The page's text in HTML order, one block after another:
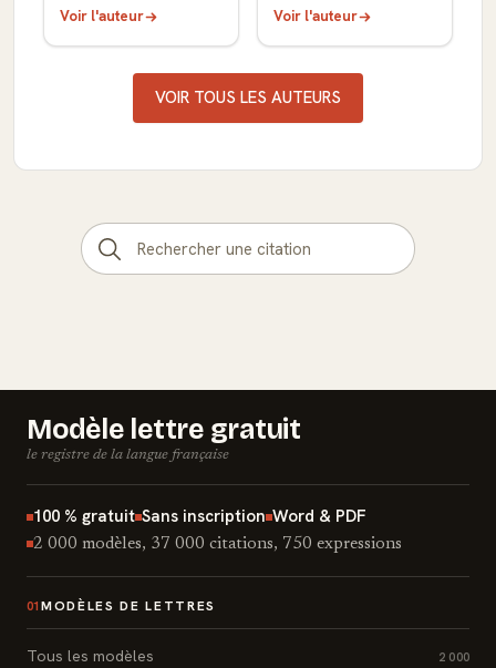
Voir l'auteur Voir l'auteur
VOIR TOUS LES AUTEURS
Modèle lettre gratuit
le registre de la langue française
100 % gratuit Sans inscription Word & PDF
2 000 modèles, 37 000 citations, 750 expressions
01 MODÈLES DE LETTRES
Tous les modèles 2 000